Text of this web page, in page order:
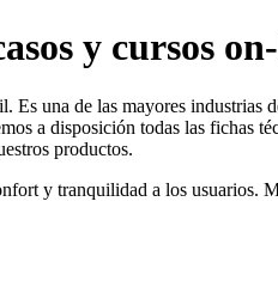
y cursos
una de las mayores industrias
a disposición todas las fichas
productos.
y tranquilidad a los usuarios.